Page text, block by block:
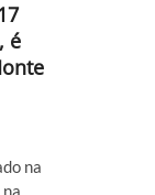
é
na